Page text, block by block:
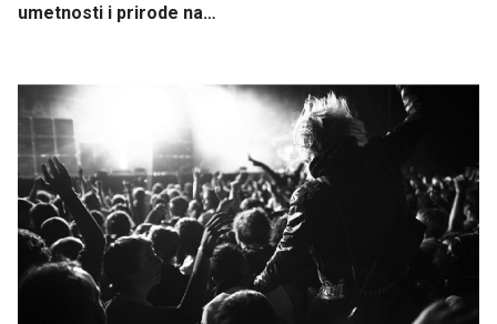
umetnosti i prirode na…